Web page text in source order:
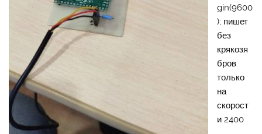
gin(9600
); пишет
без
крякозя
бров
только
на
скорост
и 2400